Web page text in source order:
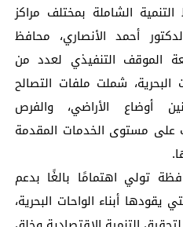
الشاملة بمختلف مراكز
أحمد الأنصاري، محافظ
الموقف التنفيذي لعدد من
البحرية، شملت ملفات التصالح
أوضاع الأراضي، والفرص
على مستوى الخدمات المقدمة
تولي اهتمامًا بالغًا بدعم
يقودها أبناء الواحات البحرية،